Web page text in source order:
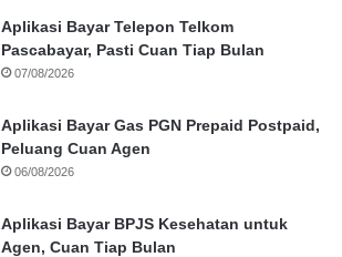
Aplikasi Bayar Telepon Telkom
Pascabayar, Pasti Cuan Tiap Bulan
07/08/2026
Aplikasi Bayar Gas PGN Prepaid Postpaid,
Peluang Cuan Agen
06/08/2026
Aplikasi Bayar BPJS Kesehatan untuk
Agen, Cuan Tiap Bulan